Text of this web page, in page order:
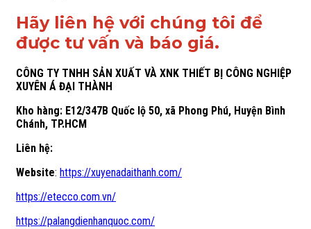
Hãy liên hệ với chúng tôi để
được tư vấn và báo giá.
CÔNG TY TNHH SẢN XUẤT VÀ XNK THIẾT BỊ CÔNG NGHIỆP
XUYÊN Á ĐẠI THÀNH
Kho hàng: E12/347B Quốc lộ 50, xã Phong Phú, Huyện Bình
Chánh, TP.HCM
Liên hệ:
Website: https://xuyenadaithanh.com/
https://etecco.com.vn/
https://palangdienhanquoc.com/